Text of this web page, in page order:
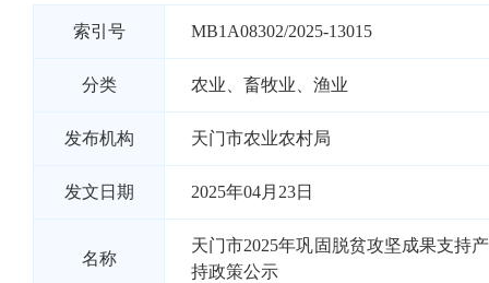
索引号 MB1A08302/2025-13015
分类 农业、畜牧业、渔业
发布机构 天门市农业农村局
发文日期 2025年04月23日
名称
天门市2025年巩固脱贫攻坚成果支持
持政策公示